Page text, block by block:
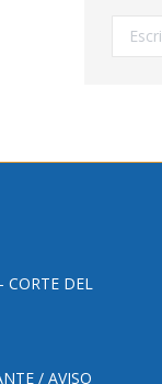
Buscar:
CORTE DEL
/ AVISO